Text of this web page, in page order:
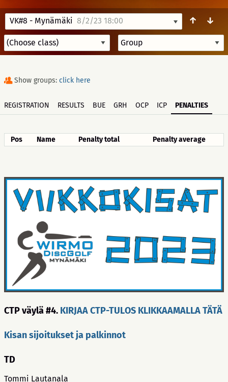
VK#8 - Mynämäki 8/2/23 18:00 ↑ ↓
Show groups: click here
REGISTRATION RESULTS BUE GRH OCP ICP PENALTIES
Pos Name Penalty total Penalty average
CTP väylä #4. KIRJAA CTP-TULOS KLIKKAAMALLA TÄTÄ
Kisan sijoitukset ja palkinnot
TD
Tommi Lautanala